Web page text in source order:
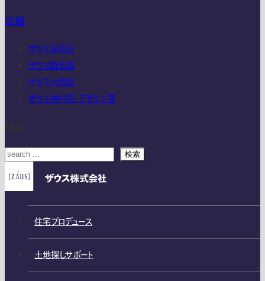
店舗
ザウス東京店
ザウス群馬店
ザウス大阪店
ザウス神戸店・デザイン室
検索
住宅プロデュース
土地探しサポート